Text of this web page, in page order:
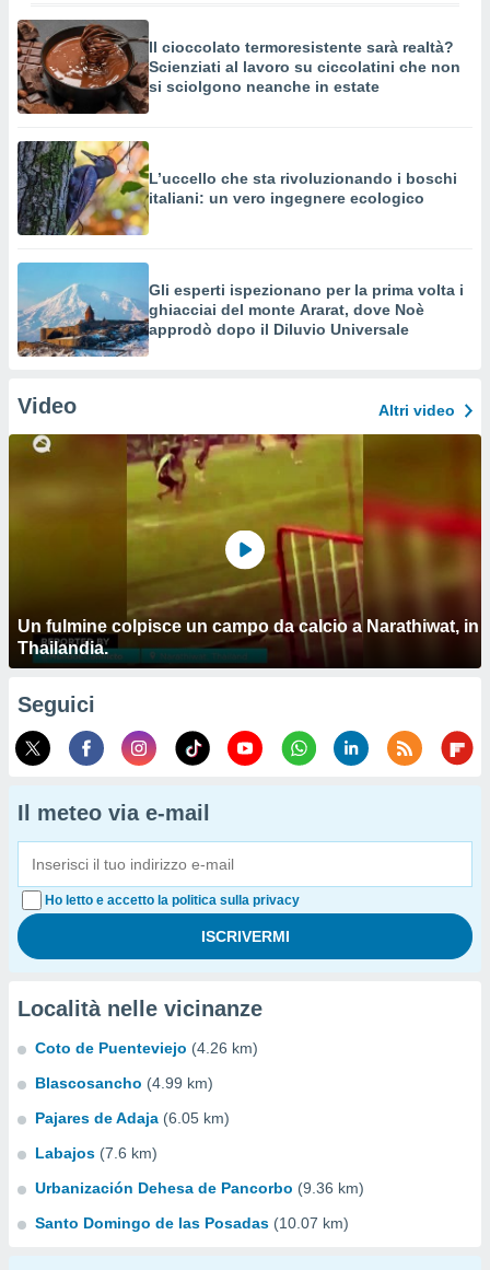
Il cioccolato termoresistente sarà realtà?
Scienziati al lavoro su ciccolatini che non
si sciolgono neanche in estate
L’uccello che sta rivoluzionando i boschi
italiani: un vero ingegnere ecologico
Gli esperti ispezionano per la prima volta i
ghiacciai del monte Ararat, dove Noè
approdò dopo il Diluvio Universale
Video Altri video
Un fulmine colpisce un campo da calcio a Narathiwat, in
Thailandia.
Seguici
Il meteo via e-mail
Ho letto e accetto la politica sulla privacy
Località nelle vicinanze
Coto de Puenteviejo (4.26 km)
Blascosancho (4.99 km)
Pajares de Adaja (6.05 km)
Labajos (7.6 km)
Urbanización Dehesa de Pancorbo (9.36 km)
Santo Domingo de las Posadas (10.07 km)